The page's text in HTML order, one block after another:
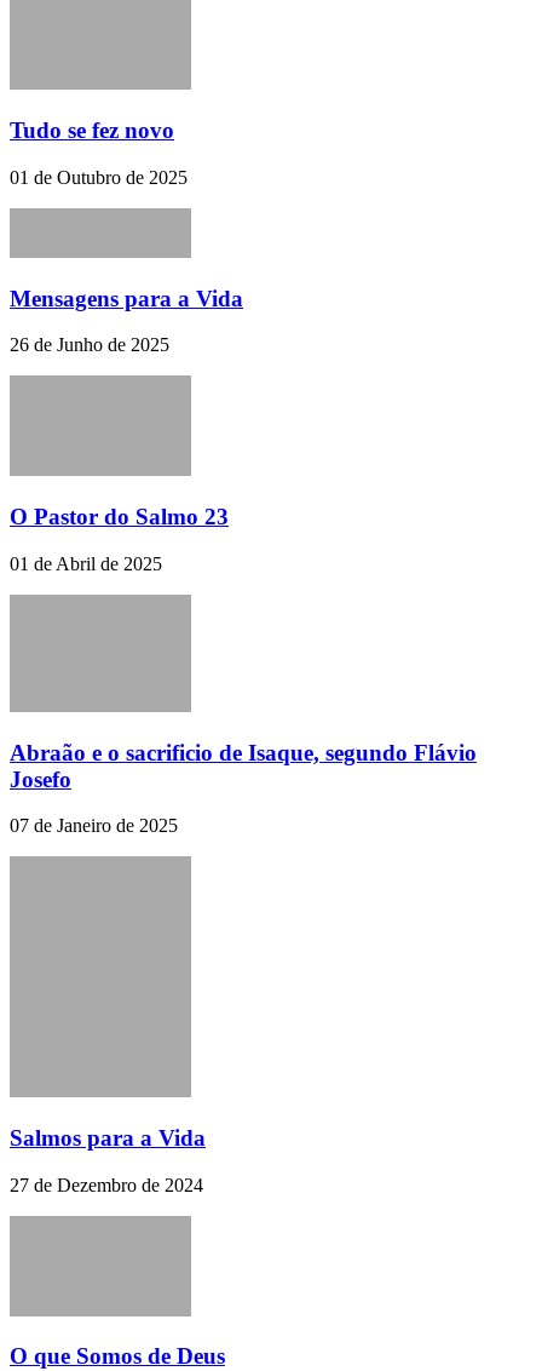
Tudo se fez novo
01 de Outubro de 2025
Mensagens para a Vida
26 de Junho de 2025
O Pastor do Salmo 23
01 de Abril de 2025
Abraão e o sacrificio de Isaque, segundo Flávio
Josefo
07 de Janeiro de 2025
Salmos para a Vida
27 de Dezembro de 2024
O que Somos de Deus